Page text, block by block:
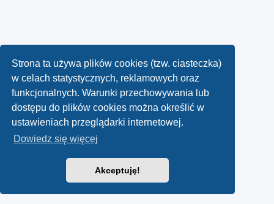
Strona ta używa plików cookies (tzw. ciasteczka)
w celach statystycznych, reklamowych oraz
funkcjonalnych. Warunki przechowywania lub
dostępu do plików cookies można określić w
ustawieniach przeglądarki internetowej.
Dowiedz się więcej
Akceptuję!